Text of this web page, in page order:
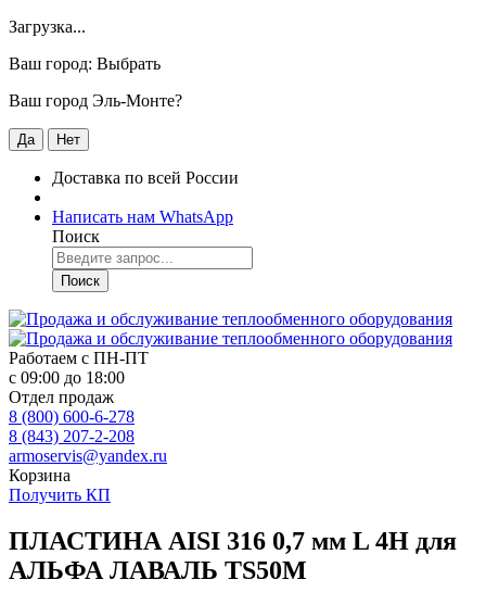
Загрузка...
Ваш город: Выбрать
Ваш город Эль-Монте?
Да Нет
Доставка по всей России
Написать нам WhatsApp
Поиск
Поиск
Работаем с ПН-ПТ
с 09:00 до 18:00
Отдел продаж
8 (800) 600-6-278
8 (843) 207-2-208
armoservis@yandex.ru
Корзина
Получить КП
ПЛАСТИНА AISI 316 0,7 мм L 4H для
АЛЬФА ЛАВАЛЬ TS50M